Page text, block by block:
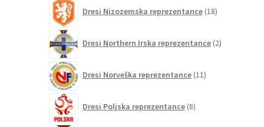
Dresi Nizozemska reprezentance 18izdelkov
Dresi Northern Irska reprezentance 2izdelka
Dresi Norveška reprezentance 11izdelkov
Dresi Poljska reprezentance 8izdelkov